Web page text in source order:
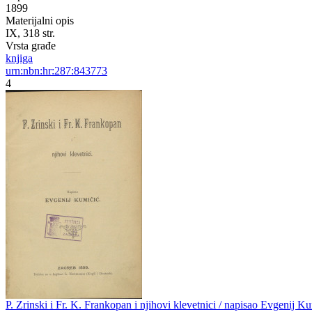
1899
Materijalni opis
IX, 318 str.
Vrsta građe
knjiga
urn:nbn:hr:287:843773
4
P. Zrinski i Fr. K. Frankopan i njihovi klevetnici / napisao Evgenij